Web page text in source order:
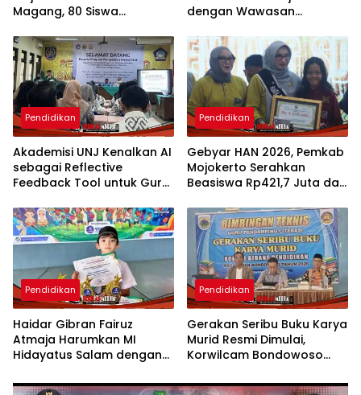
Magang, 80 Siswa
Kerja Jepang
dengan Wawasan
Pendidikan
Akademisi UNJ Kenalkan AI
sebagai Reflective
Feedback Tool untuk Guru
Pendidikan
Gebyar HAN 2026, Pemkab
Mojokerto Serahkan
Beasiswa Rp421,7 Juta dan
Peluncuran Dua Buku
Pendidikan
Haidar Gibran Fairuz
Atmaja Harumkan MI
Hidayatus Salam dengan
Pendidikan
Gerakan Seribu Buku Karya
Murid Resmi Dimulai,
Korwilcam Bondowoso
Terbit